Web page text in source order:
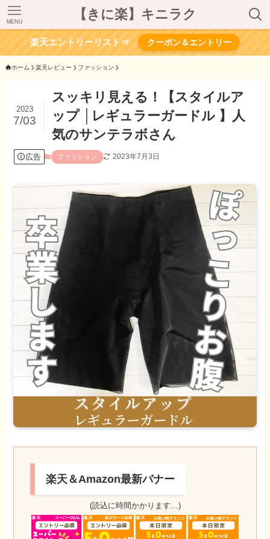
【きに楽】キニラク
MENU
楽天エントリーリスト⇒ クーポン＆エントリー
ホーム 楽天レビュー ファッション
スッキリ見える！【スタイルア
ップ │レギュラーガードル 】人
気のサンテラボさん
2023
7/03
広告 ファッション 2023年7月3日
楽天＆Amazon最新バナー
(読込に時間かかります…)